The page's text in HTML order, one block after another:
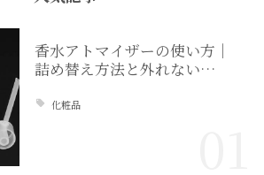
香水アトマイザーの使い方｜
詰め替え方法と外れない…
化粧品